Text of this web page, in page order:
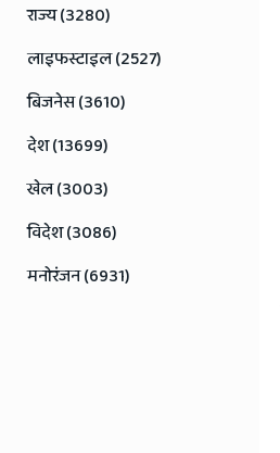
राज्य (3280)
लाइफस्टाइल (2527)
बिजनेस (3610)
देश (13699)
खेल (3003)
विदेश (3086)
मनोरंजन (6931)